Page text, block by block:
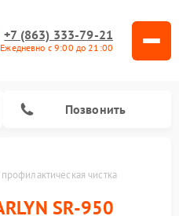
+7 (863) 333-79-21
Ежедневно с 9:00 до 21:00
Позвонить
чистка
SR-950